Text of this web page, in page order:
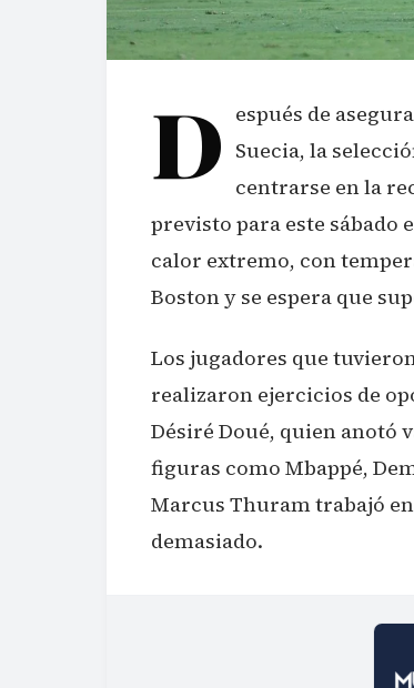
D espués de
Suecia, la
centrarse en la
previsto para este sábado
calor extremo, con
Boston y se espera que
Los jugadores que
realizaron ejercicios de
Désiré Doué, quien anotó
figuras como Mbappé,
Marcus Thuram trabajó
demasiado.